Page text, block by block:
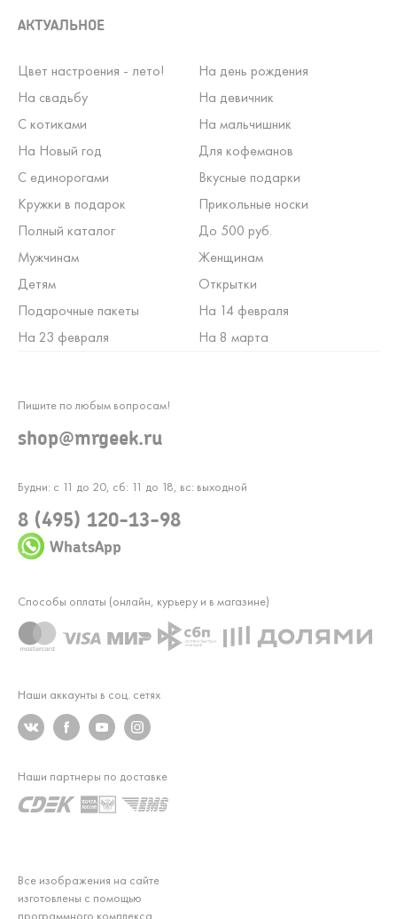
АКТУАЛЬНОЕ
Цвет настроения - лето!
На день рождения
На свадьбу
На девичник
С котиками
На мальчишник
На Новый год
Для кофеманов
С единорогами
Вкусные подарки
Кружки в подарок
Прикольные носки
Полный каталог
До 500 руб.
Мужчинам
Женщинам
Детям
Открытки
Подарочные пакеты
На 14 февраля
На 23 февраля
На 8 марта
Будни: с 11 до 20, сб: 11 до 18, вс: выходной
8 (495) 120-13-98
WhatsApp
Пишите по любым вопросам!
shop@mrgeek.ru
Наши аккаунты в соц. сетях
Все изображения на сайте
изготовлены с помощью
программного комплекса
Способы оплаты (онлайн, курьеру и в магазине)
Наши партнеры по доставке